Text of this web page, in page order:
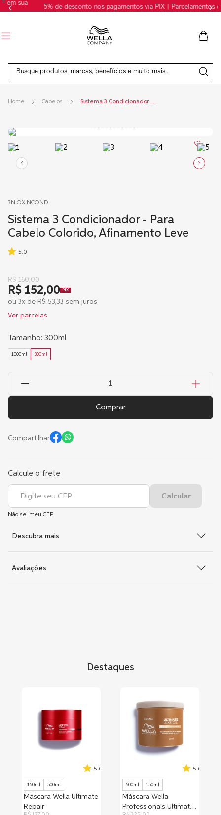
5% de desconto nos pagamentos via PIX | Parcelamentos em até 6x
Busque produtos, marcas, benefícios e muito mais...
Cabelos Sistema 3 Condicionador - Para Cabelo Colorido, Afinamento Leve
3NIOXINCOND
Sistema 3 Condicionador - Para
Cabelo Colorido, Afinamento Leve
5.0
R$ 160,00
R$ 152,00 PIX
ou 3x de R$ 53,33 sem juros
Ver parcelas
Tamanho: 300ml
1000ml 300ml
Comprar
Compartilhar
Não sei meu CEP
Descubra mais
Avaliações
Destaques
5.0
150ml 500ml
Máscara Wella Ultimate
Repair
5.0
500ml 150ml
Máscara Wella
Professionals Ultimate